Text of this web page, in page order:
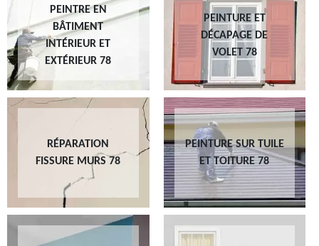
PEINTRE EN
BÂTIMENT
INTÉRIEUR ET
EXTÉRIEUR 78
PEINTURE ET
DÉCAPAGE DE
VOLET 78
RÉPARATION
FISSURE MURS 78
PEINTURE SUR TUILE
ET TOITURE 78